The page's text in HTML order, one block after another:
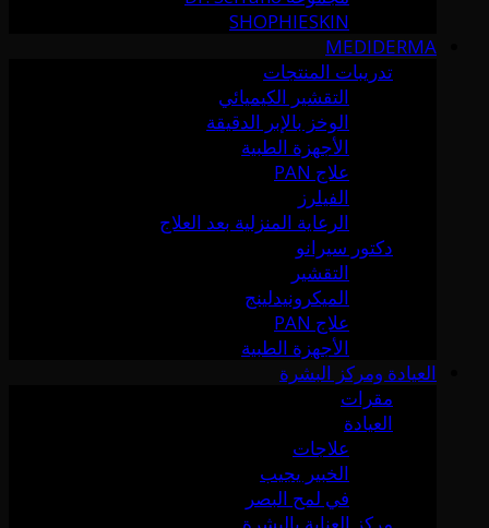
SHOPHIESKIN
MEDIDERMA
تدريبات المنتجات
التقشير الكيميائي
الوخز بالإبر الدقيقة
الأجهزة الطبية
علاج PAN
الفيلرز
الرعاية المنزلية بعد العلاج
دكتور سيرانو
التقشير
الميكرونيدلينج
علاج PAN
الأجهزة الطبية
العيادة ومركز البشرة
مقرات
العيادة
علاجات
الخبير يجيب
في لمح البصر